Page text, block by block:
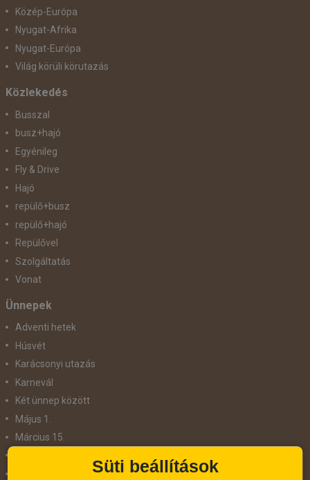
Közép-Európa
Nyugat-Afrika
Nyugat-Európa
Világ körüli körutazás
Közlekedés
Busszal
busz+hajó
Egyénileg
Fly & Drive
Hajó
repülő+busz
repülő+hajó
Repülővel
Szolgáltatás
Vonat
Ünnepek
Adventi hetek
Húsvét
Karácsonyi utazás
Karnevál
Két ünnep között
Május 1.
Március 15.
Süti beállítások